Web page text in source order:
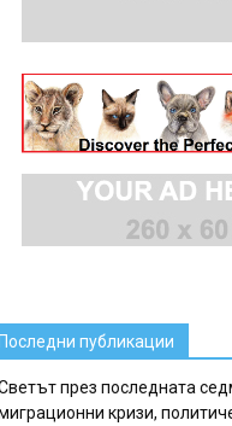
публикации
през последната
кризи,